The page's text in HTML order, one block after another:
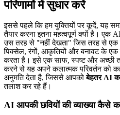
परिणामों में सुधार करें
इससे पहले कि हम युक्तियों पर कूदें, यह
तैयार करना इतना महत्वपूर्ण क्यों है। एक
उस तरह से "नहीं देखता" जिस तरह से
पिक्सेल, रंगों, आकृतियों और बनावट के एक
करता है। इसे एक साफ, स्पष्ट और अच्छी
करने से यह अपने कलात्मक परिवर्तन को
अनुमति देता है, जिससे आपकोबेहतर AI
तलाश कर रहे हैं।
AI आपकी छवियों की व्याख्या कैसे